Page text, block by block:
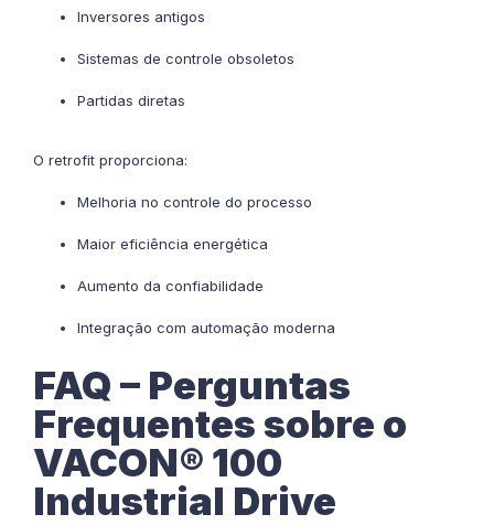
Inversores antigos
Sistemas de controle obsoletos
Partidas diretas
O retrofit proporciona:
Melhoria no controle do processo
Maior eficiência energética
Aumento da confiabilidade
Integração com automação moderna
FAQ – Perguntas
Frequentes sobre o
VACON® 100
Industrial Drive